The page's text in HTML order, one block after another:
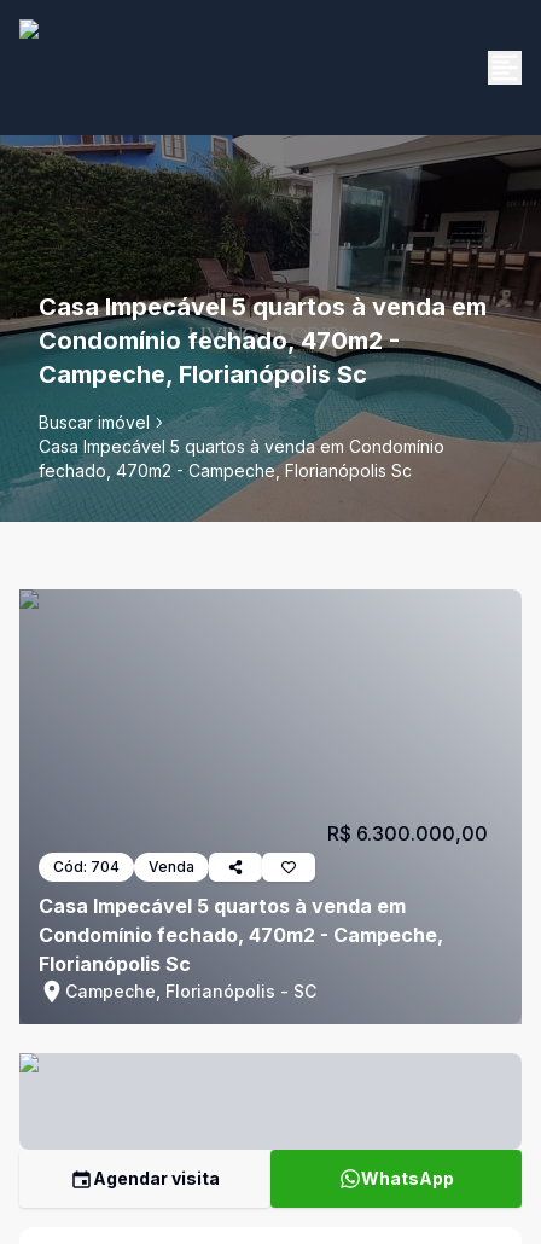
Casa Impecável 5 quartos à venda em
Condomínio fechado, 470m2 -
Campeche, Florianópolis Sc
Buscar imóvel
Casa Impecável 5 quartos à venda em Condomínio
fechado, 470m2 - Campeche, Florianópolis Sc
Cód: 704 Venda
Casa Impecável 5 quartos à venda em
Condomínio fechado, 470m2 - Campeche,
Florianópolis Sc
Campeche, Florianópolis - SC
R$ 6.300.000,00
Agendar visita WhatsApp